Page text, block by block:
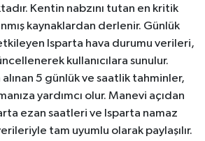
Kentin nabzını tutan en kritik
kaynaklardan derlenir. Günlük
Isparta hava durumu verileri,
kullanıcılara sunulur.
5 günlük ve saatlik tahminler,
yardımcı olur. Manevi açıdan
ezan saatleri ve Isparta namaz
tam uyumlu olarak paylaşılır.